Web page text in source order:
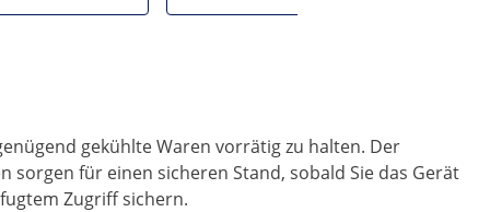
gekühlte Waren vorrätig zu halten. Der
sorgen für einen sicheren Stand, sobald Sie das Gerät
Zugriff sichern.